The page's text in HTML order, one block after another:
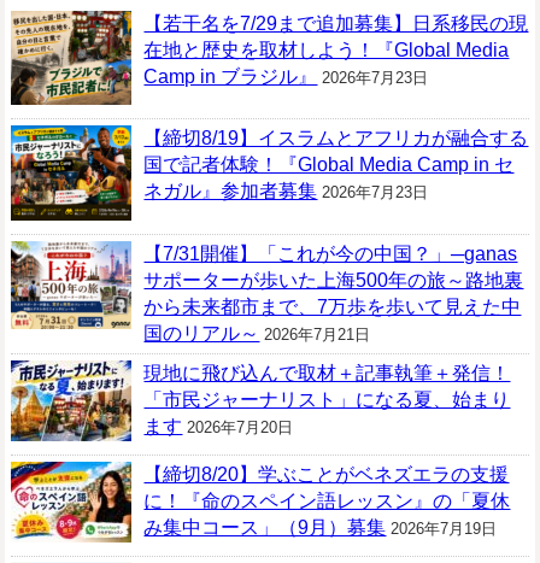
【若干名を7/29まで追加募集】日系移民の現
在地と歴史を取材しよう！『Global Media
Camp in ブラジル』
2026年7月23日
【締切8/19】イスラムとアフリカが融合する
国で記者体験！『Global Media Camp in セ
ネガル』参加者募集 2026年7月23日
【7/31開催】「これが今の中国？」─ganas
サポーターが歩いた上海500年の旅～路地裏
から未来都市まで、7万歩を歩いて見えた中
国のリアル～ 2026年7月21日
現地に飛び込んで取材＋記事執筆＋発信！
「市民ジャーナリスト」になる夏、始まり
ます 2026年7月20日
【締切8/20】学ぶことがベネズエラの支援
に！『命のスペイン語レッスン』の「夏休
み集中コース」（9月）募集 2026年7月19日